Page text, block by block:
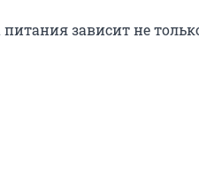
зависит не